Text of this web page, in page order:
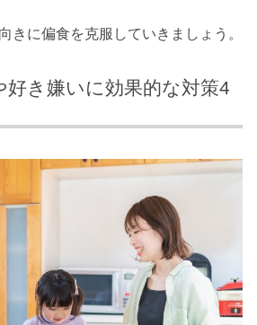
きに偏食を克服していきましょう。
好き嫌いに効果的な対策4